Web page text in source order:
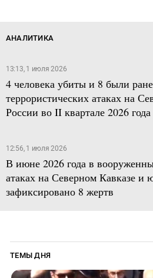
АНАЛИТИКА
13:13, 1 июля 2026
4 человека убиты и 8 были
террористических атаках на
России во II квартале 2026 года
12:56, 1 июля 2026
В июне 2026 года в
атаках на Северном Кавказе и
зафиксировано 8 жертв
ТЕМЫ ДНЯ